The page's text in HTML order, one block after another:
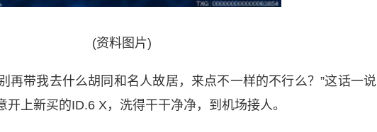
(资料图片)
再带我去什么胡同和名人故居，来点不一样的不行么？”这话一说
开上新买的ID.6 X，洗得干干净净，到机场接人。